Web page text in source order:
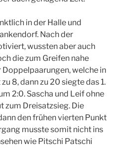
in der Halle und
Nach der
wussten aber auch
die zum Greifen nahe
welche in
8, dann zu 20 siegte das 1.
2:0. Sascha und Leif ohne
zum Dreisatzsieg. Die
den frühen vierten Punkt
musste somit nicht ins
wie Pitschi Patschi